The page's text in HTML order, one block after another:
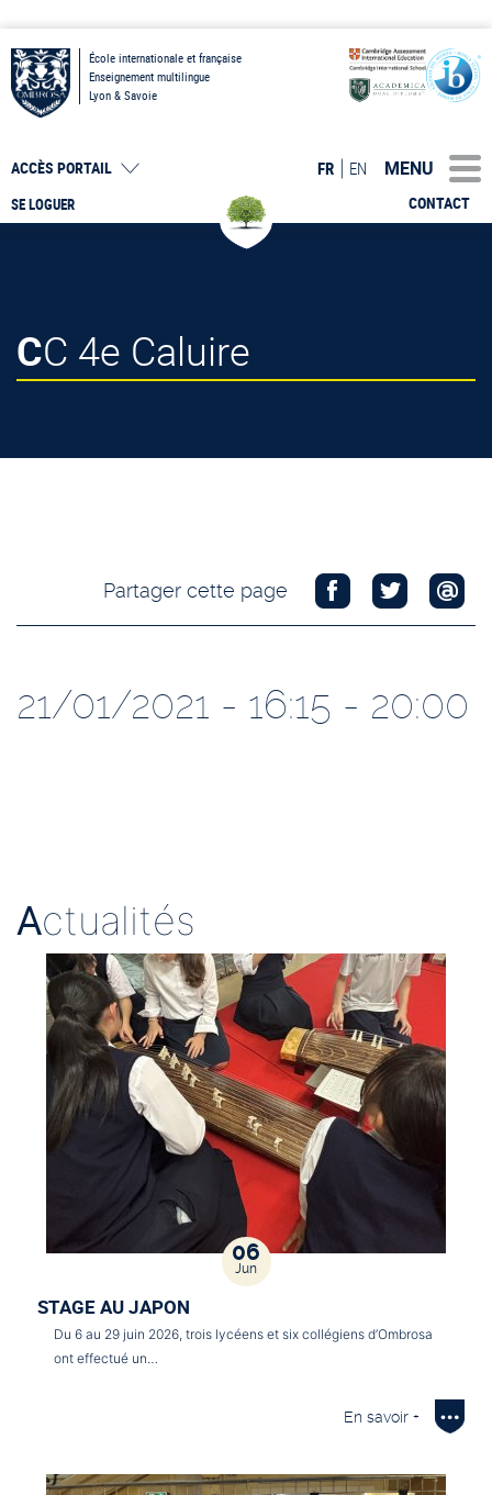
École internationale et française
Enseignement multilingue
Lyon & Savoie
SE LOGUER
ACCÈS PORTAIL
CONTACT
FR EN MENU
CC 4e Caluire
Partager cette page
21/01/2021 - 16:15 - 20:00
Actualités
06
Jun
STAGE AU JAPON
Du 6 au 29 juin 2026, trois lycéens et six collégiens d’Ombrosa
ont effectué un…
En savoir +